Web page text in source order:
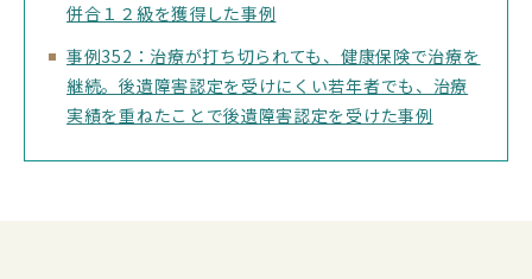
併合１２級を獲得した事例
事例352：治療が打ち切られても、健康保険で治療を
継続。後遺障害認定を受けにくい若年者でも、治療
実績を重ねたことで後遺障害認定を受けた事例